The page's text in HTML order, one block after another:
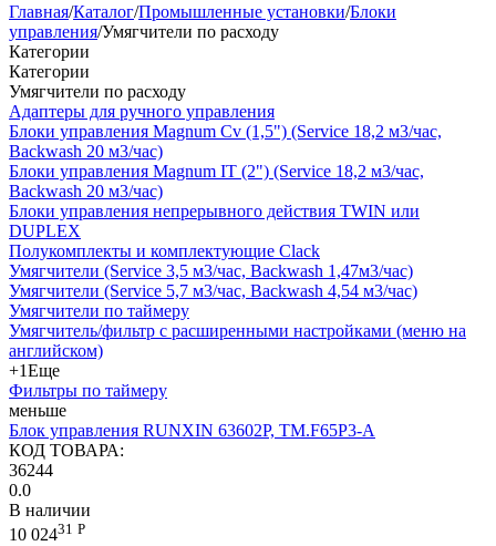
Главная/Каталог/Промышленные установки/Блоки
управления/Умягчители по расходу
Категории
Категории
Умягчители по расходу
Адаптеры для ручного управления
Блоки управления Magnum Cv (1,5") (Service 18,2 м3/час,
Backwash 20 м3/час)
Блоки управления Magnum IT (2") (Service 18,2 м3/час,
Backwash 20 м3/час)
Блоки управления непрерывного действия TWIN или
DUPLEX
Полукомплекты и комплектующие Clack
Умягчители (Service 3,5 м3/час, Backwash 1,47м3/час)
Умягчители (Service 5,7 м3/час, Backwash 4,54 м3/час)
Умягчители по таймеру
Умягчитель/фильтр с расширенными настройками (меню на
английском)
+1Еще
Фильтры по таймеру
меньше
Блок управления RUNXIN 63602P, TM.F65P3-A
КОД ТОВАРА:
36244
0.0
В наличии
10 02431 Р